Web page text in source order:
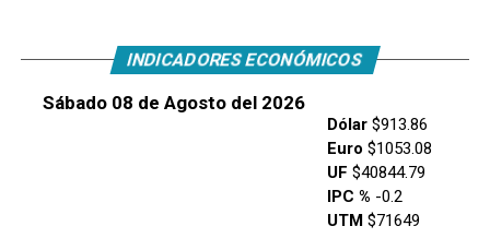
INDICADORES ECONÓMICOS
Sábado 08 de Agosto del 2026
Dólar$913.86
Euro $1053.08
UF $40844.79
IPC % -0.2
UTM$71649